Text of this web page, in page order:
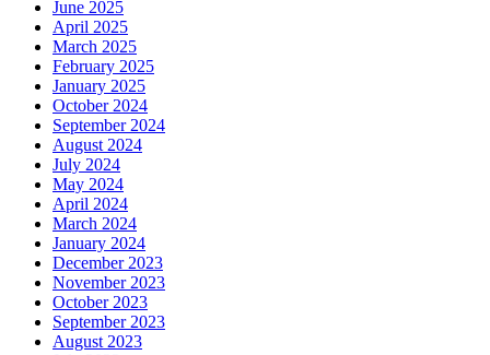
June 2025
April 2025
March 2025
February 2025
January 2025
October 2024
September 2024
August 2024
July 2024
May 2024
April 2024
March 2024
January 2024
December 2023
November 2023
October 2023
September 2023
August 2023